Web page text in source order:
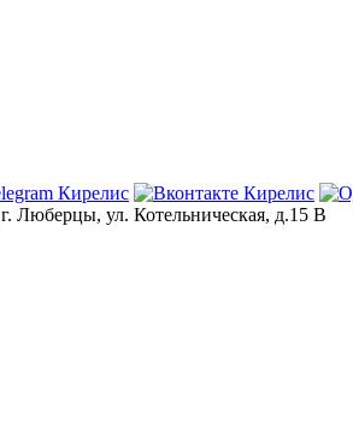
Люберцы, ул. Котельническая, д.15 В